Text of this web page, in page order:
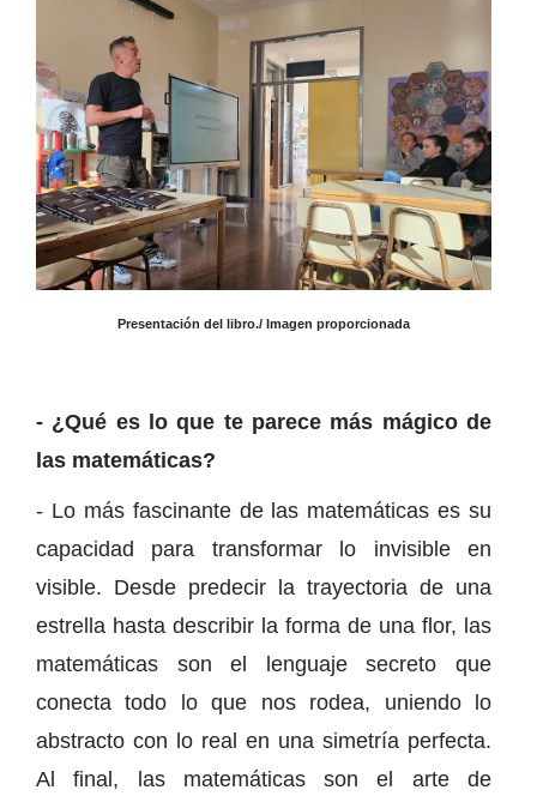
Presentación del libro./ Imagen proporcionada
- ¿Qué es lo que te parece más mágico de
las matemáticas?
- Lo más fascinante de las matemáticas es su
capacidad para transformar lo invisible en
visible. Desde predecir la trayectoria de una
estrella hasta describir la forma de una flor, las
matemáticas son el lenguaje secreto que
conecta todo lo que nos rodea, uniendo lo
abstracto con lo real en una simetría perfecta.
Al final, las matemáticas son el arte de